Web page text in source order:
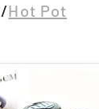
/Hot Pot